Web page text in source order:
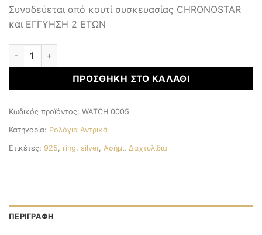
Συνοδεύεται από κουτί συσκευασίας CHRONOSTAR
και ΕΓΓΥΗΣΗ 2 ΕΤΩΝ
Αντρικά Ρολόγια ποσότητα
ΠΡΟΣΘΉΚΗ ΣΤΟ ΚΑΛΆΘΙ
Κωδικός προϊόντος: WATCH 0005
Κατηγορία: Ρολόγια Αντρικά
Ετικέτες: 925 ring silver, Ασήμι Δαχτυλίδια
ΠΕΡΙΓΡΑΦΉ